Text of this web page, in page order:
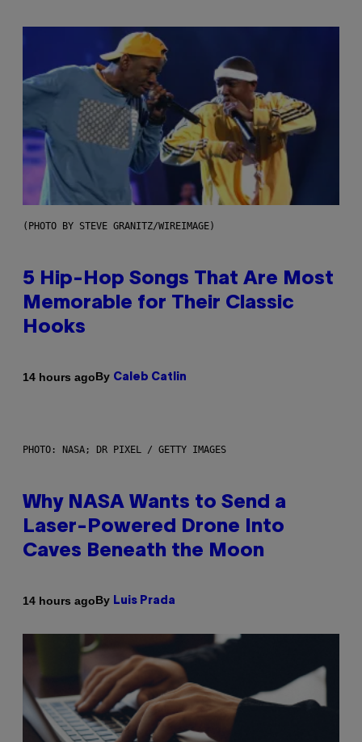
(PHOTO BY STEVE GRANITZ/WIREIMAGE)
5 Hip-Hop Songs That Are Most
Memorable for Their Classic
Hooks
14 hours agoBy Caleb Catlin
PHOTO: NASA; DR PIXEL / GETTY IMAGES
Why NASA Wants to Send a
Laser-Powered Drone Into
Caves Beneath the Moon
14 hours agoBy Luis Prada